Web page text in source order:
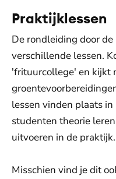
Praktijklessen
De rondleiding door
verschillende lessen.
'frituurcollege' en kijkt
lessen vinden plaats
studenten theorie
uitvoeren in de praktijk.
Misschien vind je dit